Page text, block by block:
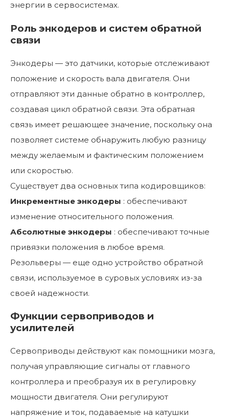
энергии в сервосистемах.
Роль энкодеров и систем обратной
связи
Энкодеры — это датчики, которые отслеживают
положение и скорость вала двигателя. Они
отправляют эти данные обратно в контроллер,
создавая цикл обратной связи. Эта обратная
связь имеет решающее значение, поскольку она
позволяет системе обнаружить любую разницу
между желаемым и фактическим положением
или скоростью.
Существует два основных типа кодировщиков:
Инкрементные энкодеры : обеспечивают
изменение относительного положения.
Абсолютные энкодеры : обеспечивают точные
привязки положения в любое время.
Резольверы — еще одно устройство обратной
связи, используемое в суровых условиях из-за
своей надежности.
Функции сервоприводов и
усилителей
Сервоприводы действуют как помощники мозга,
получая управляющие сигналы от главного
контроллера и преобразуя их в регулировку
мощности двигателя. Они регулируют
напряжение и ток, подаваемые на катушки